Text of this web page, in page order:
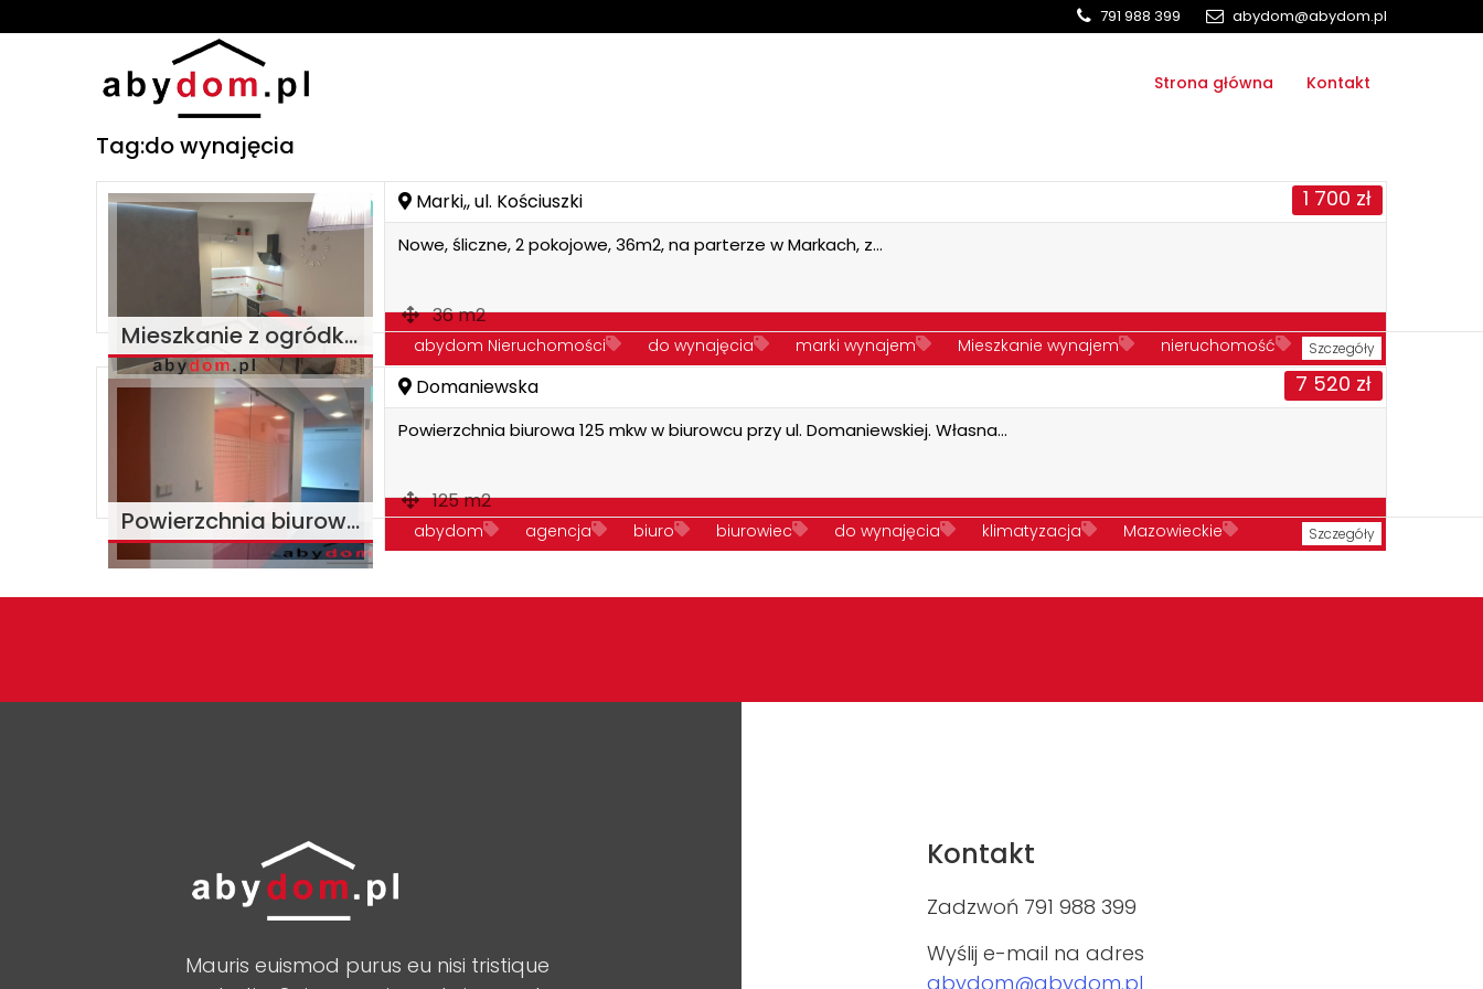
791 988 399 abydom@abydom.pl
Strona główna Kontakt
Tag:do wynajęcia
Mieszkanie z ogródkiem Marki 2 pokoje
1 700 zł
Marki,, ul. Kościuszki
Nowe, śliczne, 2 pokojowe, 36m2, na parterze w Markach, z…
36 m2
abydom Nieruchomości do wynajęcia marki wynajem Mieszkanie wynajem nieruchomość
wynajmę w Markach
Szczegóły
Powierzchnia biurowa 125m2 Warszawa ul. Domaniewska
7 520 zł
Domaniewska
Powierzchnia biurowa 125 mkw w biurowcu przy ul. Domaniewskiej. Własna…
125 m2
abydom agencja biuro biurowiec do wynajęcia klimatyzacja Mazowieckie Szczegóły
Mauris euismod purus eu nisi tristique
Kontakt
Zadzwoń 791 988 399
Wyślij e-mail na adres
abydom@abydom.pl